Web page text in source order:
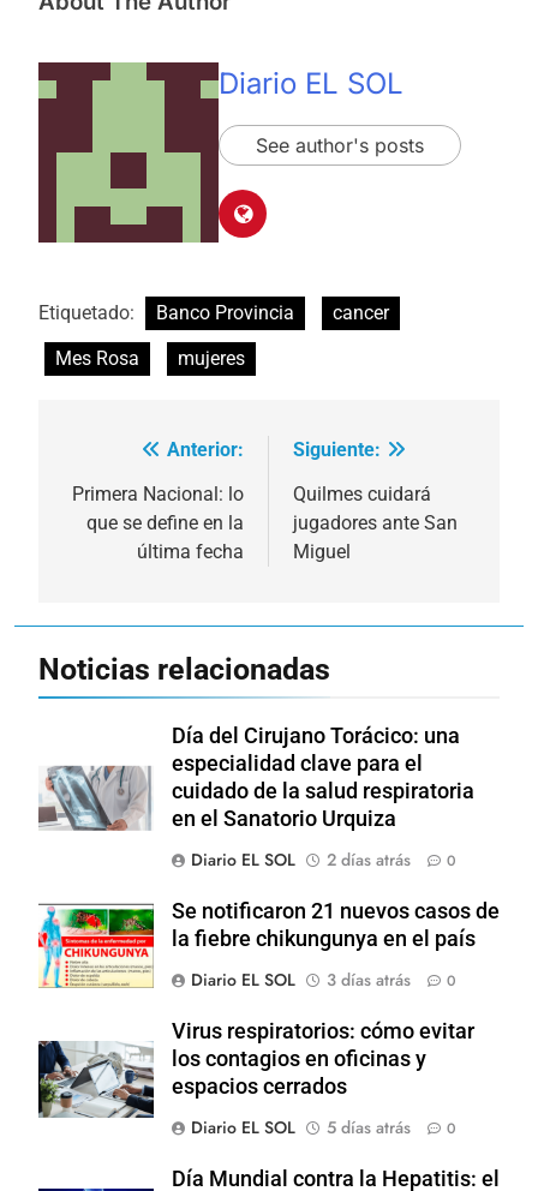
Diario EL SOL
See author's posts
Etiquetado: Banco Provincia
cancer
Mes Rosa
mujeres
Navegación
de
entradas
Anterior:
Primera Nacional: lo
que se define en la
última fecha
Siguiente:
Quilmes cuidará
jugadores ante San
Miguel
Noticias relacionadas
Día del Cirujano Torácico: una
especialidad clave para el
cuidado de la salud respiratoria
en el Sanatorio Urquiza
Diario EL SOL
2 días atrás 0
Se notificaron 21 nuevos casos de
la fiebre chikungunya en el país
Diario EL SOL
3 días atrás 0
Virus respiratorios: cómo evitar
los contagios en oficinas y
espacios cerrados
Diario EL SOL
5 días atrás 0
Día Mundial contra la Hepatitis: el